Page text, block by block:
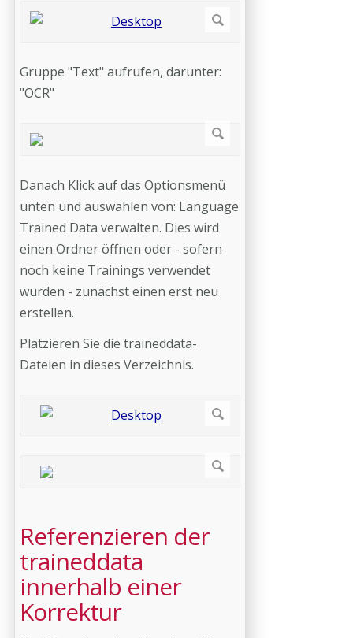
Gruppe "Text" aufrufen, darunter:
"OCR"
Danach Klick auf das Optionsmenü
unten und auswählen von: Language
Trained Data verwalten. Dies wird
einen Ordner öffnen oder - sofern
noch keine Trainings verwendet
wurden - zunächst einen erst neu
erstellen.
Platzieren Sie die traineddata-
Dateien in dieses Verzeichnis.
Referenzieren der
traineddata
innerhalb einer
Korrektur